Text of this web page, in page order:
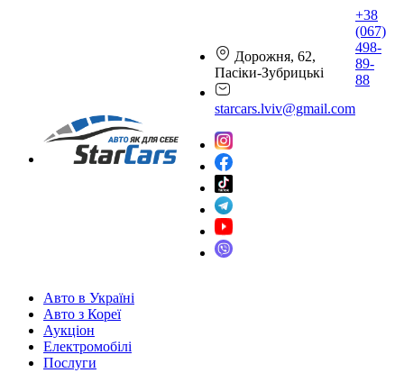
Дорожня, 62,
Пасіки-Зубрицькі
starcars.lviv@gmail.com
+38
(067)
498-
89-
88
Авто в Україні
Авто з Кореї
Аукціон
Електромобілі
Послуги